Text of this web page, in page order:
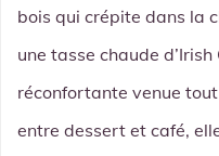
bois qui crépite dans la
une tasse chaude
réconfortante venue
entre dessert et café,